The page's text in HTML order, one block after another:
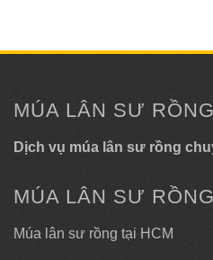
MÚA LÂN SƯ RỒNG
Dịch vụ múa lân sư rồng
MÚA LÂN SƯ RỒNG
Múa lân sư rồng tại HCM